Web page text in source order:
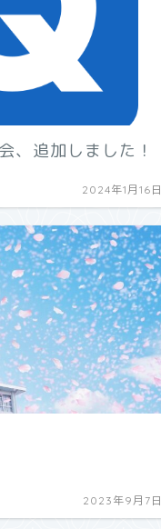
、追加しました！
2024年1月16日
2023年9月7日